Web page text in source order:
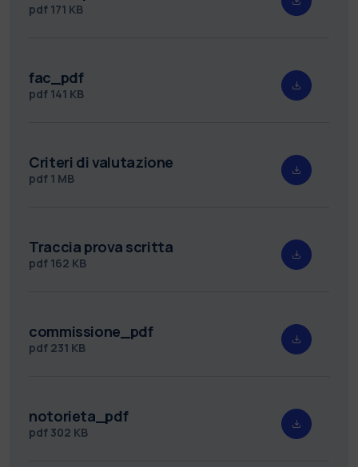
pdf 171 KB
fac_pdf
pdf 141 KB
Criteri di valutazione
pdf 1 MB
Traccia prova scritta
pdf 162 KB
commissione_pdf
pdf 231 KB
notorieta_pdf
pdf 302 KB